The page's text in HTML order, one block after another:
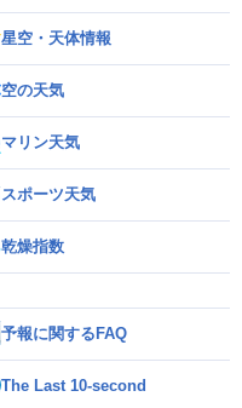
星空・天体情報
空の天気
マリン天気
スポーツ天気
乾燥指数
予報に関するFAQ
The Last 10-second